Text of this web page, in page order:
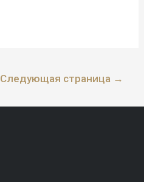
Следующая страница →